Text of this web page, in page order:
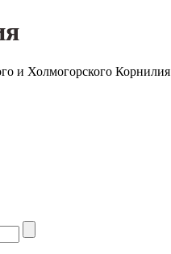
и Холмогорского Корнилия